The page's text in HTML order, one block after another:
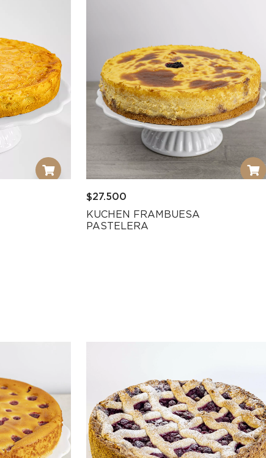
$27.500
KUCHEN FRAMBUESA
PASTELERA